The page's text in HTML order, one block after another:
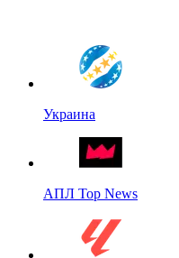
Украина
АПЛ Top News